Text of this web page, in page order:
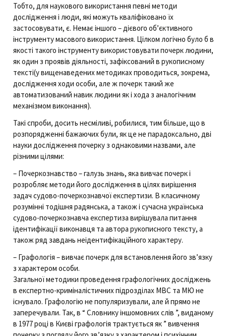
Тобто, для наукового використання певні методи
дослідження і люди, які можуть кваліфіковано їх
застосовувати, є. Немає іншого – дієвого об’єктивного
інструменту масового використання. Цілком логічно було б в
якості такого інструменту використовувати почерк людини,
як один з проявів діяльності, зафіксований в рукописному
тексті(у вищенаведених методиках проводиться, зокрема,
дослідження ходи особи, але ж почерк такий же
автоматизований навик людини як і хода з аналогічним
механізмом виконання).
Такі спроби, досить несміливі, робилися, тим більше, що в
розпорядженні бажаючих були, як це не парадоксально, дві
науки дослідження почерку з однаковими назвами, але
різними цілями:
– Почеркознавство – галузь знань, яка вивчає почерк і
розробляє методи його дослідження в цілях вирішення
задач судово-почеркознавчої експертизи. В класичному
розумінні тодішня радянська, а також і сучасна українська
судово-почеркознавча експертиза вирішувала питання
ідентифікації виконавця та автора рукописного тексту, а
також ряд завдань неідентифікаційного характеру.
– Графологія – вивчає почерк для встановлення його зв’язку
з характером особи.
Загальної методики проведення графологічних досліджень
в експертно-криміналістичних підрозділах МВС та МЮ не
існувало. Графологію не популяризували, але й прямо не
заперечували. Так, в “ Словнику іншомовних слів ”, виданому
в 1977 році в Києві графологія трактується як ” вивчення